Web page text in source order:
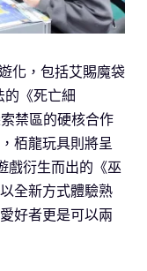
化，包括艾賜魔袋
《死亡細
禁區的硬核合作
栢龍玩具則將呈
戲衍生而出的《巫
全新方式體驗熟
好者更是可以兩